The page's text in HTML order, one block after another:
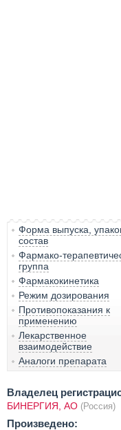
Форма выпуска,
состав
Фармако-
группа
Фармакокинетика
Режим дозирования
Противопоказания к
применению
Лекарственное
взаимодействие
Аналоги препарата
Владелец
БИНЕРГИЯ, АО (Россия)
Произведено: